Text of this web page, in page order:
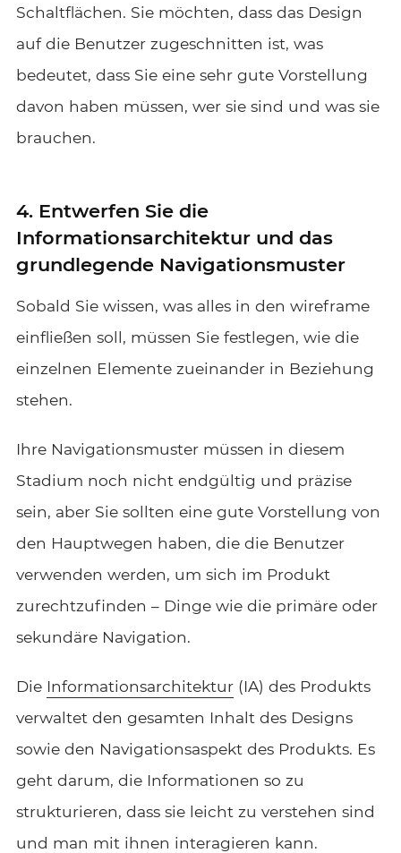
Schaltflächen. Sie möchten, dass das Design
auf die Benutzer zugeschnitten ist, was
bedeutet, dass Sie eine sehr gute Vorstellung
davon haben müssen, wer sie sind und was sie
brauchen.
4. Entwerfen Sie die
Informationsarchitektur und das
grundlegende Navigationsmuster
Sobald Sie wissen, was alles in den wireframe
einfließen soll, müssen Sie festlegen, wie die
einzelnen Elemente zueinander in Beziehung
stehen.
Ihre Navigationsmuster müssen in diesem
Stadium noch nicht endgültig und präzise
sein, aber Sie sollten eine gute Vorstellung von
den Hauptwegen haben, die die Benutzer
verwenden werden, um sich im Produkt
zurechtzufinden – Dinge wie die primäre oder
sekundäre Navigation.
Die Informationsarchitektur(IA) des Produkts
verwaltet den gesamten Inhalt des Designs
sowie den Navigationsaspekt des Produkts. Es
geht darum, die Informationen so zu
strukturieren, dass sie leicht zu verstehen sind
und man mit ihnen interagieren kann.